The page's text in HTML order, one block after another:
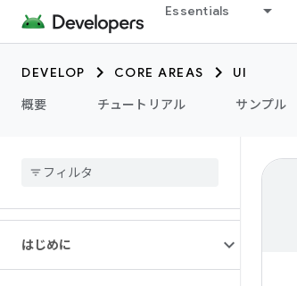
Essentials
DEVELOP CORE AREAS
UI
概要
チュートリアル サンプル
はじめに